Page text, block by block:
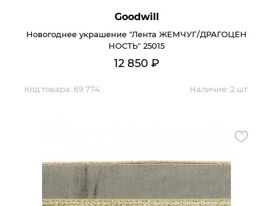
Goodwill
Новогоднее украшение "Лента ЖЕМЧУГ/ДРАГОЦЕН
НОСТЬ" 25015
12 850 ₽
Код товара: 69 774 Наличие: 2 шт.